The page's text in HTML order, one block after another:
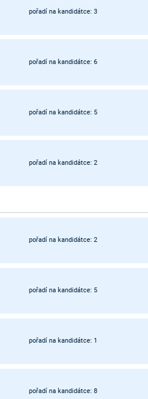
pořadí na kandidátce: 3
pořadí na kandidátce: 6
pořadí na kandidátce: 5
pořadí na kandidátce: 2
pořadí na kandidátce: 2
pořadí na kandidátce: 5
pořadí na kandidátce: 1
pořadí na kandidátce: 8